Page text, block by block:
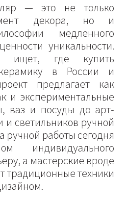
— это не только
декора, но и
медленного
уникальности.
ищет, где купить
в России и
предлагает как
и экспериментальные
ваз и посуды до арт-
и светильников ручной
ручной работы сегодня
индивидуального
а мастерские вроде
традиционные техники